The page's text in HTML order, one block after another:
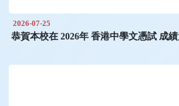
2026-07-25
恭賀本校在 2026年 香港中學文憑試 成